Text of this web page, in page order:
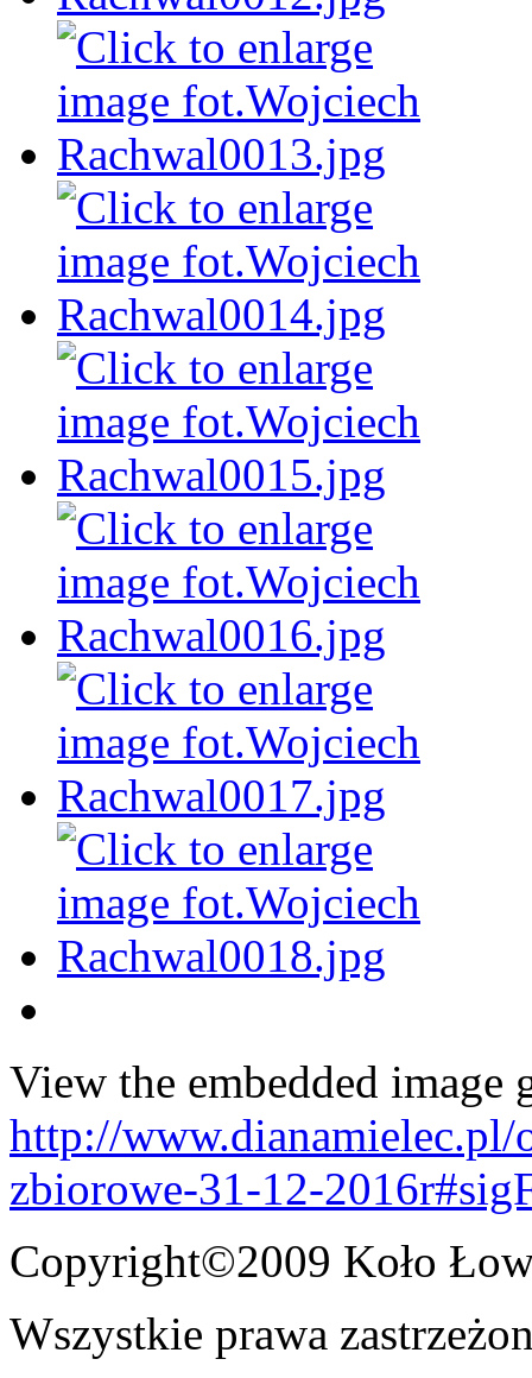
View the embedded image
http://
zbiorowe-31-12-
Copyright©2009 Koło
Wszystkie prawa